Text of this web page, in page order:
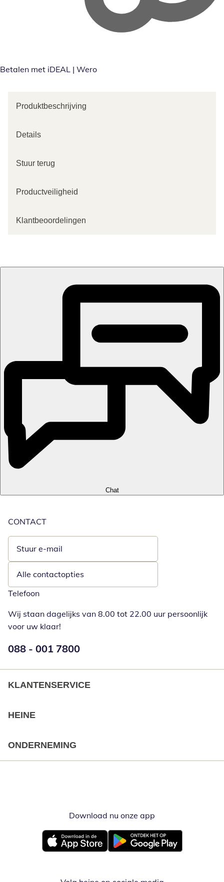
Betalen met iDEAL | Wero
Produktbeschrijving
Details
Stuur terug
Productveiligheid
Klantbeoordelingen
Chat
CONTACT
Stuur e-mail
Opent e-mailclient
Alle contactopties
Telefoon
Wij staan dagelijks van 8.00 tot 22.00 uur persoonlijk
voor uw klaar!
Telefoonnummer:
088 - 001 7800
KLANTENSERVICE
HEINE
ONDERNEMING
Download nu onze app
Opent in nieuw vensterOpent in nieuw venster